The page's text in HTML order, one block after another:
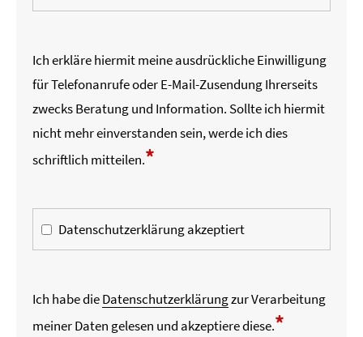
Ich erkläre hiermit meine ausdrückliche Einwilligung
für Telefonanrufe oder E-Mail-Zusendung Ihrerseits
zwecks Beratung und Information. Sollte ich hiermit
nicht mehr einverstanden sein, werde ich dies
schriftlich mitteilen.*
Datenschutzerklärung akzeptiert
Ich habe dieDatenschutzerklärungzur Verarbeitung
meiner Daten gelesen und akzeptiere diese.*